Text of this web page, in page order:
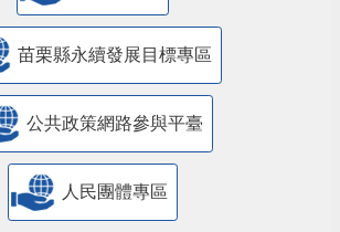
苗栗縣永續發展目標專區
公共政策網路參與平臺
人民團體專區